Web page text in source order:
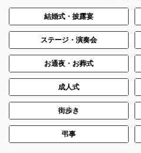
結婚式・披露宴
ステージ・演奏会
お通夜・お葬式
成人式
街歩き
弔事